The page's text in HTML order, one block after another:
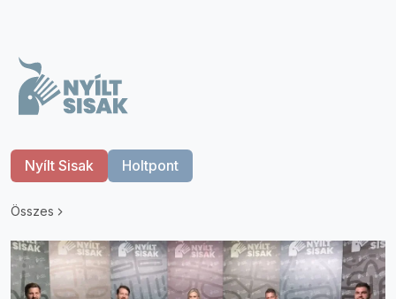
Nyílt Sisak Holtpont
Összes